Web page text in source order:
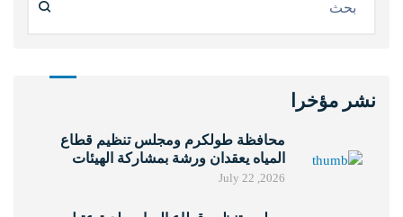
نشر مؤخرا
محافظة طولكرم ومجلس تنظيم قطاع
المياه يعقدان ورشة بمشاركة الهيئات
المحلية لتعزيز حوكمة خدمات المياه
July 22 ,2026